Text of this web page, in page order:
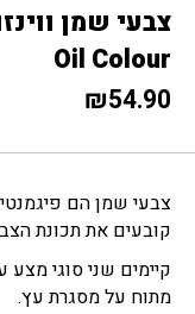
Oil Colour
₪54.90
צבעי שמן הם
קובעים את תכונת
קיימים שני סוגי
מתוח על מסגרת עץ.